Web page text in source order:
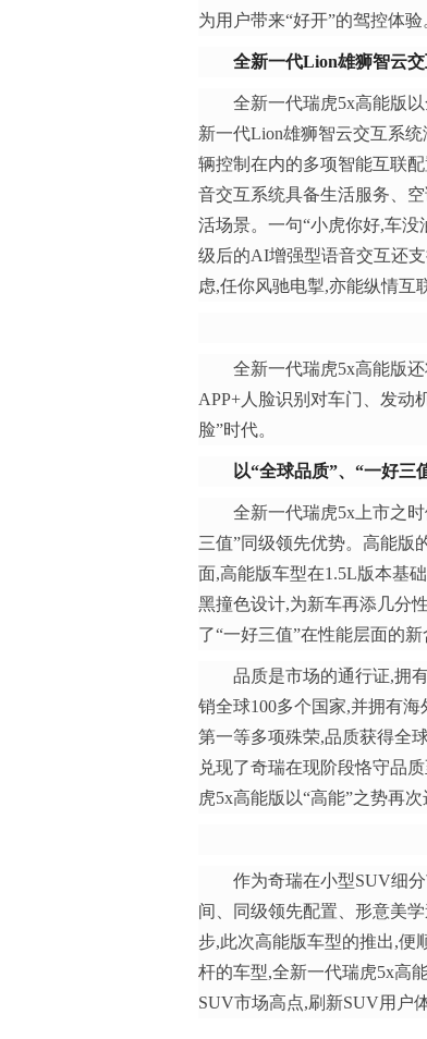
为用户带来“好开”的驾控体验
全新一代Lion雄狮智云
全新一代瑞虎5x高能版
新一代Lion雄狮智云交互系
辆控制在内的多项智能互联
音交互系统具备生活服务、
活场景。一句“小虎你好,车
级后的AI增强型语音交互还
虑,任你风驰电掣,亦能纵情互
全新一代瑞虎5x高能版
APP+人脸识别对车门、发动
脸”时代。
以“全球品质”、“一好三
全新一代瑞虎5x上市之
三值”同级领先优势。高能版
面,高能版车型在1.5L版本基
黑撞色设计,为新车再添几分
了“一好三值”在性能层面的新
品质是市场的通行证,拥
销全球100多个国家,并拥有
第一等多项殊荣,品质获得全
兑现了奇瑞在现阶段恪守品
虎5x高能版以“高能”之势再次
作为奇瑞在小型SUV细
间、同级领先配置、形意美
步,此次高能版车型的推出,便
杆的车型,全新一代瑞虎5x高
SUV市场高点,刷新SUV用户